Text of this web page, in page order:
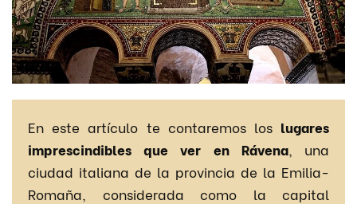
En este artículo te contaremos los lugares
imprescindibles que ver en Rávena, una
ciudad italiana de la provincia de la Emilia-
Romaña, considerada como la capital